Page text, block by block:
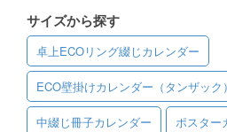
フルデザイン
データ修正
写真からイラスト作成
サイズから探す
卓上ECOリング綴じカレンダー
ECO壁掛けカレンダー（タンザック）
中綴じ冊子カレンダー ポスター